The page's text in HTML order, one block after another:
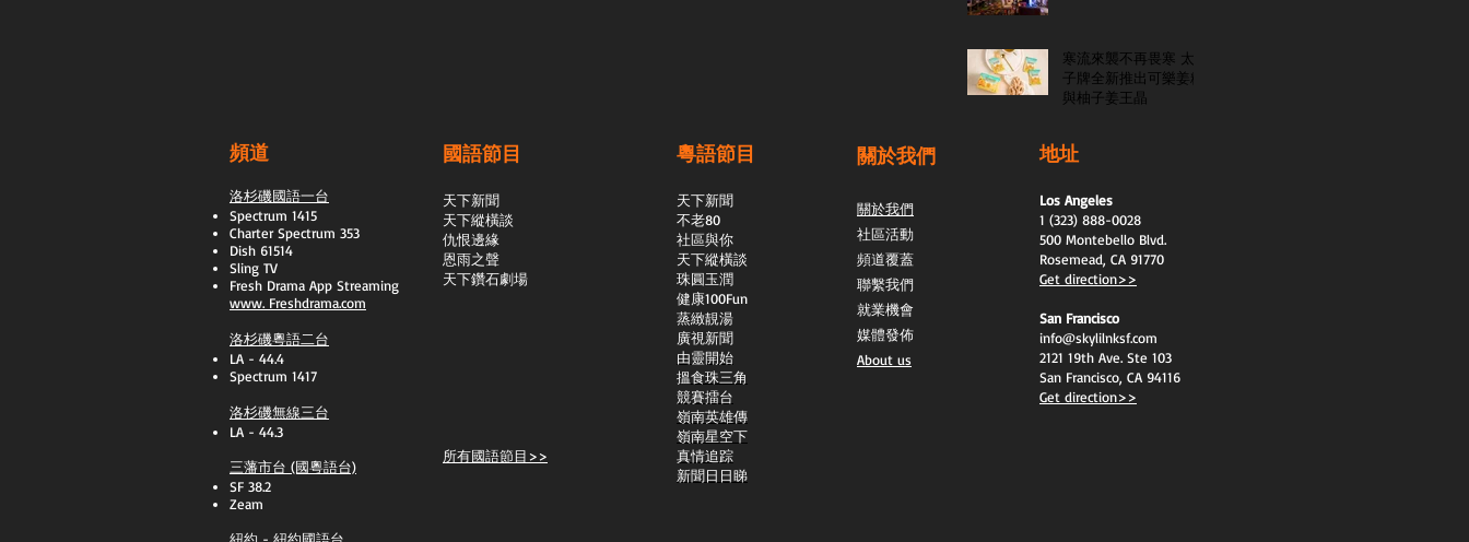
寒流來襲不再畏寒 太
子牌全新推出可樂姜糖
與柚子姜王晶
頻道
洛杉磯國語一台
Spectrum 1415
Charter Spectrum 353
Dish 61514
Sling TV
​Fresh Drama App Streaming
www. Freshdrama.com
洛杉磯粵語二台
LA - 44.4
Spectrum 1417
洛杉磯無線三台
LA - 44.3
三藩市台 (國粵語台)
SF 38.2
Zeam
國語節目
天下新聞
天下縱橫談
​仇恨邊緣
恩雨之聲
天下鑽石劇場
所有國語節目>>
粵語節目
天下新聞
不老80
社區與你
天下縱橫談
​珠圓玉潤
​健康100Fun
蒸緻靚湯
​廣視新聞
由靈開始
搵食珠三角
競賽擂台
嶺南英雄傳
嶺南星空下
真情追踪
新聞日日睇
關於我們
關於我們
社區活動
頻道覆蓋
聯繫我們
就業機會
媒體發佈
About us
地址
Los Angeles
1 (323) 888-0028
500 Montebello Blvd.
Rosemead, CA 91770
Get direction>>
San Francisco
info@skylilnksf.com
2121 19th Ave. Ste 103
San Francisco, CA 94116
Get direction>>